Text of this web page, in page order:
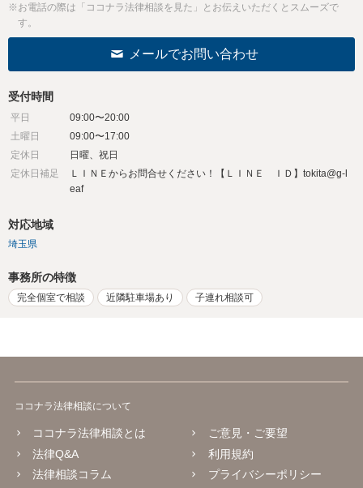
※お電話の際は「ココナラ法律相談を見た」とお伝えいただくとスムーズで
す。
メールでお問い合わせ
受付時間
平日
09:00〜20:00
土曜日
09:00〜17:00
定休日
日曜、祝日
定休日補足
ＬＩＮＥからお問合せください！【ＬＩＮＥ ＩＤ】tokita@g-l
eaf
対応地域
埼玉県
事務所の特徴
完全個室で相談 近隣駐車場あり 子連れ相談可
ココナラ法律相談について
ココナラ法律相談とは
法律Q&A
法律相談コラム
ご意見・ご要望
利用規約
プライバシーポリシー